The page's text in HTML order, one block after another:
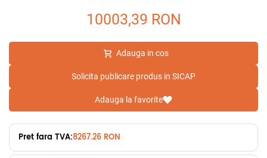
10003,39 RON
Adauga in cos
Solicita publicare produs in SICAP
Adauga la favorite
Pret fara TVA:8267.26 RON